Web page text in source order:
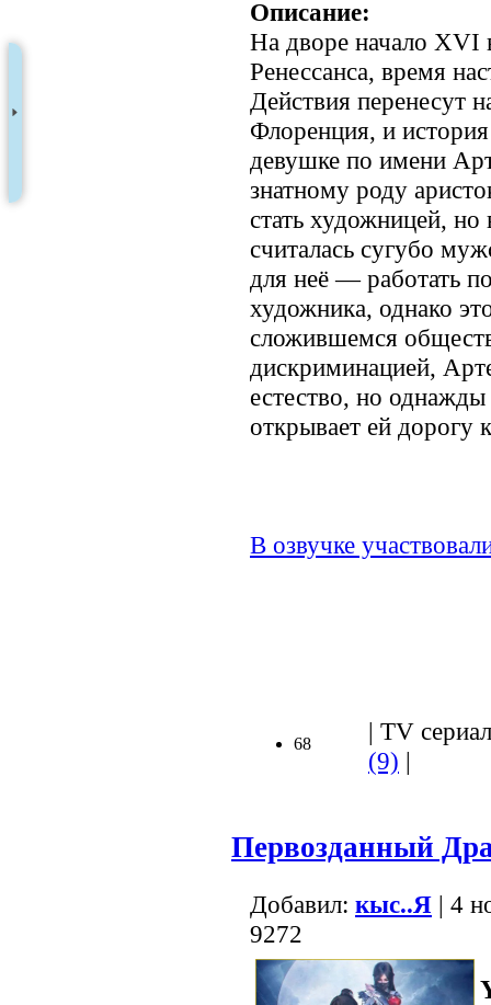
Описание:
На дворе начало XVI
Ренессанса, время
Действия перенесут
Флоренция, и
девушке по имени
знатному роду
стать художницей,
считалась сугубо
для неё — работать
художника, однако
сложившемся
дискриминацией,
естество, но
открывает ей дорогу
В озвучке
68
| TV
(9) |
Первозданный
Добавил: кыс..Я | 4
9272